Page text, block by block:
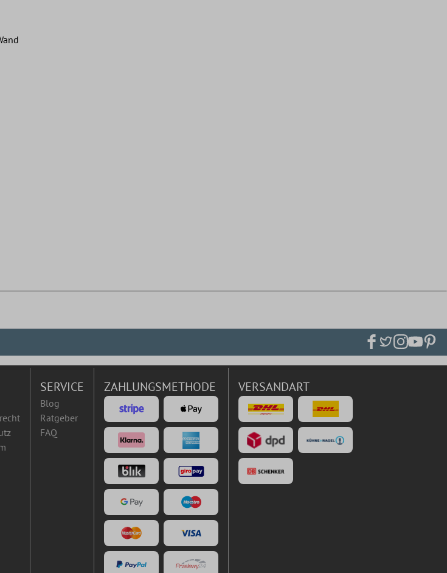
SERVICE
Blog
Ratgeber
FAQ
ZAHLUNGSMETHODE VERSANDART